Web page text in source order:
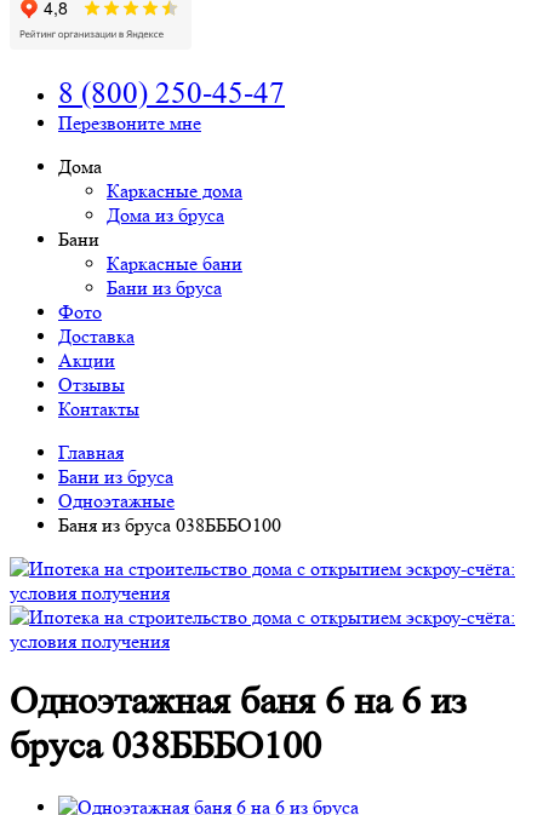
8 (800) 250-45-47
Перезвоните мне
Дома
Каркасные дома
Дома из бруса
Бани
Каркасные бани
Бани из бруса
Фото
Доставка
Акции
Отзывы
Контакты
Главная
Бани из бруса
Одноэтажные
Баня из бруса 038БББО100
Одноэтажная баня 6 на 6 из
бруса 038БББО100